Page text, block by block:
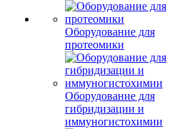
Оборудование для
протеомики
Оборудование для
гибридизации и
иммуногистохимии